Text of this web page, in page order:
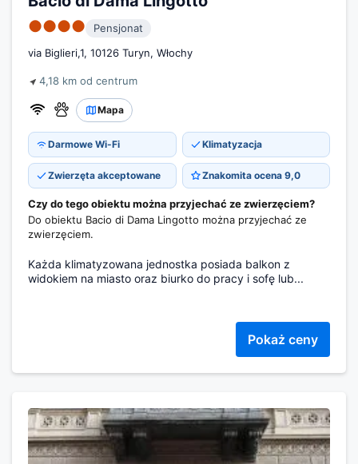
●●●●
Pensjonat
via Biglieri,1, 10126 Turyn, Włochy
4,18 km od centrum
Mapa
Darmowe Wi-Fi Klimatyzacja
Zwierzęta akceptowane Znakomita ocena 9,0
Czy do tego obiektu można przyjechać ze zwierzęciem?
Do obiektu Bacio di Dama Lingotto można przyjechać ze
zwierzęciem.
Każda klimatyzowana jednostka posiada balkon z
widokiem na miasto oraz biurko do pracy i sofę lub...
Pokaż ceny